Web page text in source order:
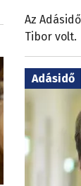
Az
Tibor volt.
Adásidő